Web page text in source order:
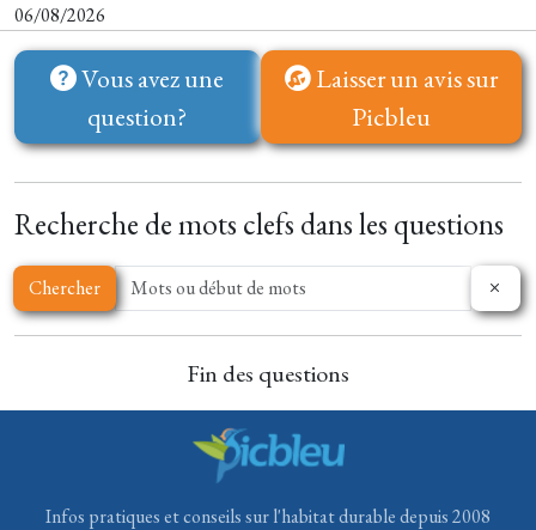
06/08/2026
Vous avez une
question?
Laisser un avis sur
Picbleu
Recherche de mots clefs dans les questions
Chercher
Fin des questions
Infos pratiques et conseils sur l'habitat durable depuis 2008